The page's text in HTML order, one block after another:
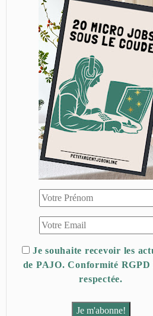
Je souhaite recevoir les
de PAJO. Conformité RGPD
respectée.
Je m'abonne!